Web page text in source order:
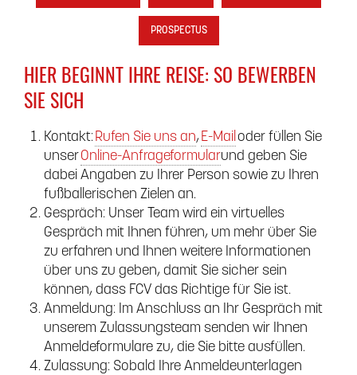
PROSPECTUS
HIER BEGINNT IHRE REISE: SO BEWERBEN
SIE SICH
Kontakt:Rufen Sie uns an,E-Mailoder füllen Sie
unserOnline-Anfrageformularund geben Sie
dabei Angaben zu Ihrer Person sowie zu Ihren
fußballerischen Zielen an.
Gespräch: Unser Team wird ein virtuelles
Gespräch mit Ihnen führen, um mehr über Sie
zu erfahren und Ihnen weitere Informationen
über uns zu geben, damit Sie sicher sein
können, dass FCV das Richtige für Sie ist.
Anmeldung: Im Anschluss an Ihr Gespräch mit
unserem Zulassungsteam senden wir Ihnen
Anmeldeformulare zu, die Sie bitte ausfüllen.
Zulassung: Sobald Ihre Anmeldeunterlagen